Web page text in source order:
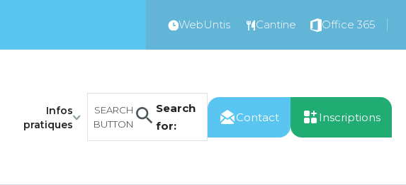
WebUntis Cantine Office 365
Infos
pratiques
Search
for:
SEARCH
BUTTON
Contact Inscriptions